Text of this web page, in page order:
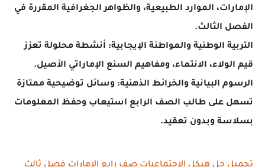
الموارد الطبيعية، والظواهر الجغرافية المقررة في
الثالث.
الوطنية والمواطنة الإيجابية: أنشطة محلولة تعزز
الانتماء، ومفاهيم السنع الإماراتي الأصيل.
البيانية والخرائط الذهنية: وسائل توضيحية ممتازة
على طالب الصف الرابع استيعاب وحفظ المعلومات
وبدون تعقيد.